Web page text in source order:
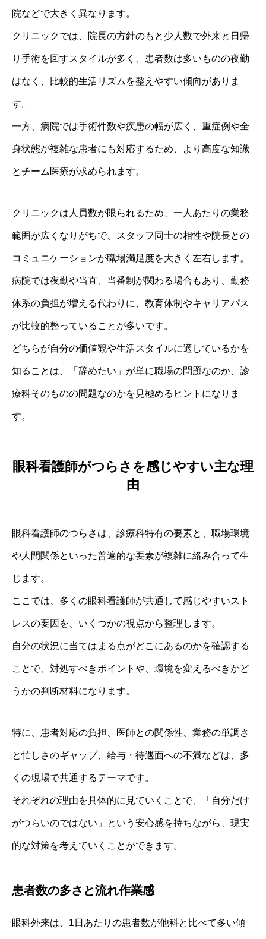
院などで大きく異なります。
クリニックでは、院長の方針のもと少人数で外来と日帰
り手術を回すスタイルが多く、患者数は多いものの夜勤
はなく、比較的生活リズムを整えやすい傾向がありま
す。
一方、病院では手術件数や疾患の幅が広く、重症例や全
身状態が複雑な患者にも対応するため、より高度な知識
とチーム医療が求められます。
クリニックは人員数が限られるため、一人あたりの業務
範囲が広くなりがちで、スタッフ同士の相性や院長との
コミュニケーションが職場満足度を大きく左右します。
病院では夜勤や当直、当番制が関わる場合もあり、勤務
体系の負担が増える代わりに、教育体制やキャリアパス
が比較的整っていることが多いです。
どちらが自分の価値観や生活スタイルに適しているかを
知ることは、「辞めたい」が単に職場の問題なのか、診
療科そのものの問題なのかを見極めるヒントになりま
す。
眼科看護師がつらさを感じやすい主な理
由
眼科看護師のつらさは、診療科特有の要素と、職場環境
や人間関係といった普遍的な要素が複雑に絡み合って生
じます。
ここでは、多くの眼科看護師が共通して感じやすいスト
レスの要因を、いくつかの視点から整理します。
自分の状況に当てはまる点がどこにあるのかを確認する
ことで、対処すべきポイントや、環境を変えるべきかど
うかの判断材料になります。
特に、患者対応の負担、医師との関係性、業務の単調さ
と忙しさのギャップ、給与・待遇面への不満などは、多
くの現場で共通するテーマです。
それぞれの理由を具体的に見ていくことで、「自分だけ
がつらいのではない」という安心感を持ちながら、現実
的な対策を考えていくことができます。
患者数の多さと流れ作業感
眼科外来は、1日あたりの患者数が他科と比べて多い傾